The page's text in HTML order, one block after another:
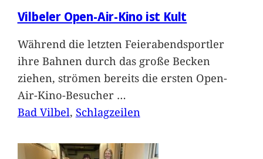
Vilbeler Open-Air-Kino ist Kult
Während die letzten Feierabendsportler
ihre Bahnen durch das große Becken
ziehen, strömen bereits die ersten Open-
Air-Kino-Besucher …
Bad Vilbel, Schlagzeilen